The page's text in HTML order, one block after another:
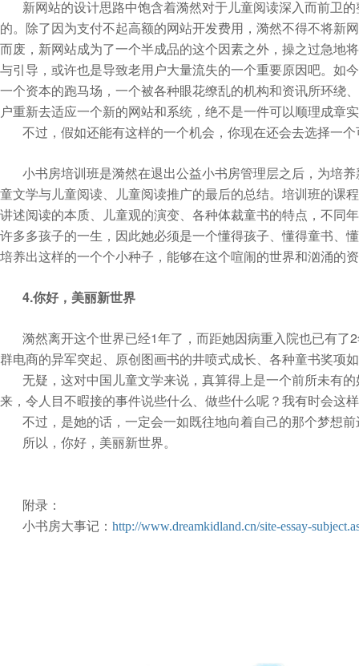
新网站的设计思路中饱含着漪然对于儿童阅读深入而前卫
的。除了因为支付不起高额的网站开发费用，漪然不得不将新
而废，新网站成为了一个半成品的这个因素之外，操之过急地
与引导，或许也是导致老用户大量流失的一个重要原因吧。如
一个资本的跑马场，一个被各种眼花缭乱的机构和资讯所环绕
户重新去适应一个新的网站和系统，绝不是一件可以顺理成章
不过，假如还能有这样的一个机会，你现在还会去选择一个
小书房培训班是漪然在退出公益小书房管理层之后，为培
童文学与儿童阅读、儿童阅读推广的最后的总结。培训班的课
讲述阅读的本质、儿童观的演变、各种体裁童书的特点，不同
许多多孩子的一生，因此她必须是一个懂得孩子、懂得童书、
培养出这样的一个个小种子，能够在这个喧闹的世界和汹涌的
4.你好，美丽新世界
漪然离开这个世界已经1年了，而距她因病重入院也已有了2
群电商的异军突起、原创图画书的井喷式成长、各种童书奖
无疑，这对中国儿童文学来说，真算得上是一个前所未有
来，令人目不暇接的事件说些什么、做些什么呢？我有时会这
不过，是她的话，一定会一如既往地向着自己的那个梦想
所以，你好，美丽新世界。
附录：
小书房大事记： http://www.dreamkidland.cn/site-essay-